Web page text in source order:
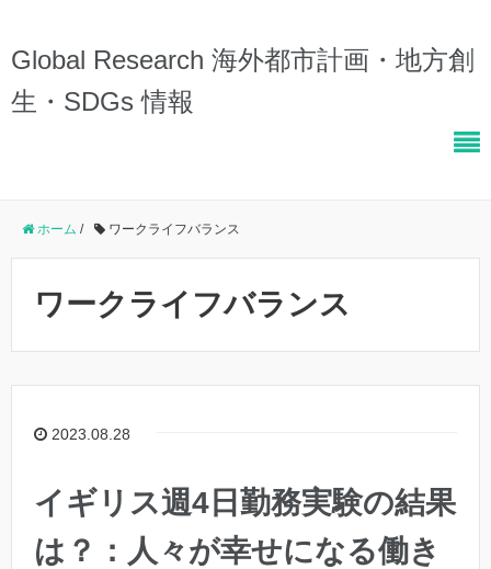
Global Research 海外都市計画・地方創
生・SDGs 情報
ホーム / ワークライフバランス
ワークライフバランス
2023.08.28
イギリス週4日勤務実験の結果
は？：人々が幸せになる働き